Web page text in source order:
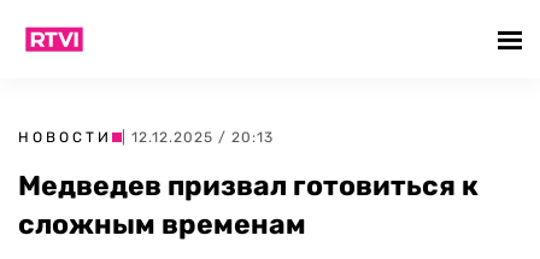
НОВОСТИ | 12.12.2025 / 20:13
Медведев призвал готовиться к
сложным временам